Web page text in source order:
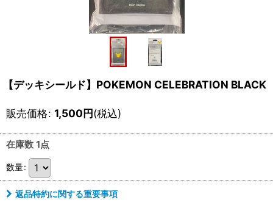
【デッキシールド】POKEMON CELEBRATION BLACK
販売価格: 1,500円(税込)
在庫数 1点
数量:
返品特約に関する重要事項